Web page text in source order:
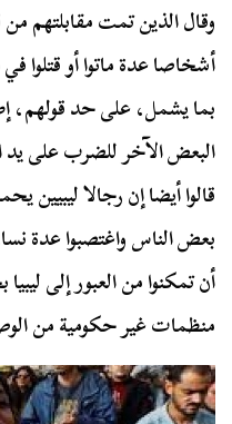
وقال الذين تمت مقابلتهم
بما يشمل، على حد قولهم،
البعض الآخر للضرب على يد
قالوا أيضا إن رجالا ليبيين
بعض الناس واغتصبوا عدة
أن تمكنوا من العبور إلى
منظمات غير حكومية من